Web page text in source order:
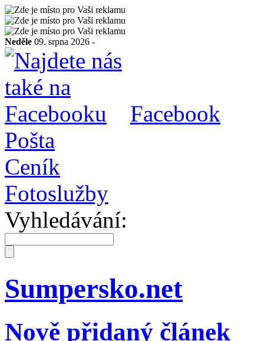
Neděle 09. srpna 2026 -
Facebook
Pošta
Ceník
Fotoslužby
Vyhledávání:
Sumpersko.net
Nově přidaný článek